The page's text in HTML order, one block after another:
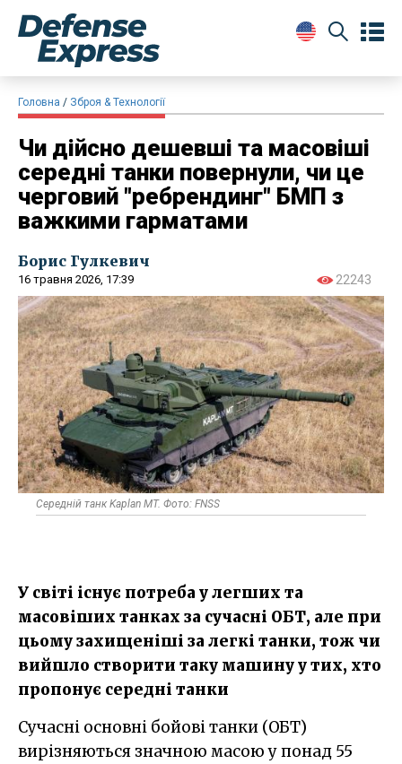
Головна Зброя & Технології
Чи дійсно дешевші та масовіші
середні танки повернули, чи це
черговий "ребрендинг" БМП з
важкими гарматами
Борис Гулкевич
16 травня 2026, 17:39 22243
Середній танк Kaplan MT. Фото: FNSS
У світі існує потреба у легших та
масовіших танках за сучасні ОБТ, але при
цьому захищеніші за легкі танки, тож чи
вийшло створити таку машину у тих, хто
пропонує середні танки
Сучасні основні бойові танки (ОБТ)
вирізняються значною масою у понад 55